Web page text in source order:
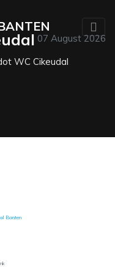
07 August 2026
WC Cikeudal
Banten